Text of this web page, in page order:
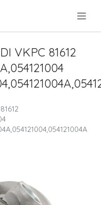
VKPC 81612